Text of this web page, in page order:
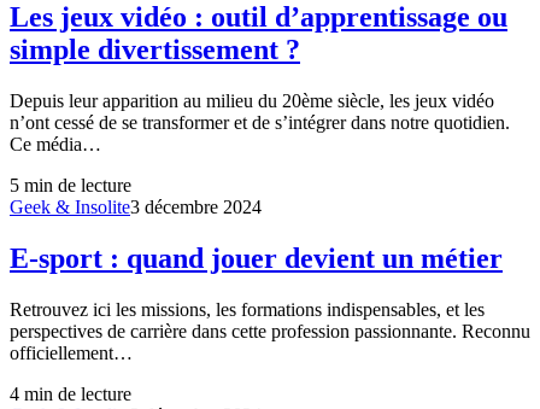
Les jeux vidéo : outil d’apprentissage ou
simple divertissement ?
Depuis leur apparition au milieu du 20ème siècle, les jeux vidéo
n’ont cessé de se transformer et de s’intégrer dans notre quotidien.
Ce média…
5 min de lecture
Geek & Insolite3 décembre 2024
E-sport : quand jouer devient un métier
Retrouvez ici les missions, les formations indispensables, et les
perspectives de carrière dans cette profession passionnante. Reconnu
officiellement…
4 min de lecture